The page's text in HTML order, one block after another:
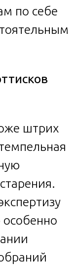
по себе
штрих
особенно